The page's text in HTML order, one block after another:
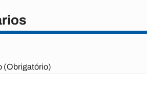
(Obrigatório)